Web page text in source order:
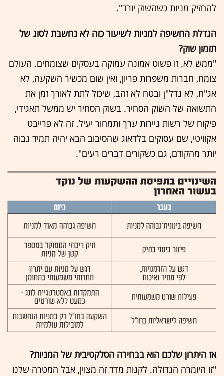
להחזיק מניות כשהשוק יורד".
הגדלת החשיפה למניות לשיעור כזה לא נחשבת לסוג של
תזמון שוק?
"ממש לא. זו פשוט אמונה עמוקה בעסקים שצומחים. העולם
צומח, חברות משפרות פריון, ואין שום מכשיר השקעה, לא
אג"ח, לא נדל"ן ובטח לא זהב, שיכול לתת לאורך זמן את
התשואה של השוק הסחיר. בשוק הסחיר יש ממשל תאגידי,
פיקוח של רשות ניירות ערך ותמחור יעיל. זה לא פרייבט
אקוויטי, שם עסוקים בלדאוג שהסיבוב הבא יהיה תמיד גבוה
יותר מהקודם, גם כשקורים דברים רעים".
אז היתרון שלכם הוא בבחירה הסלקטיבית של המניות?
"זו היומרה הגדולה. לקנות מדד זה מצוין, אבל המטרה שלנו